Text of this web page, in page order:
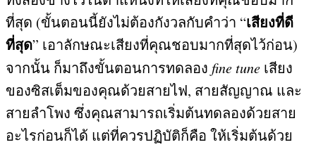
ที่สุด (ขั้นตอนนี้ยังไม่ต้องกังวลกับคำว่า “เสียงที่ดี
ที่สุด” เอาลักษณะเสียงที่คุณชอบมากที่สุดไว้ก่อน)
จากนั้น ก็มาถึงขั้นตอนการทดลอง fine tune เสียง
ของซิสเต็มของคุณด้วยสายไฟ, สายสัญญาณ และ
สายลำโพง ซึ่งคุณสามารถเริ่มต้นทดลองด้วยสาย
อะไรก่อนก็ได้ แต่ที่ควรปฏิบัติก็คือ ให้เริ่มต้นด้วย